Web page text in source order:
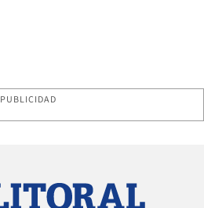
PUBLICIDAD